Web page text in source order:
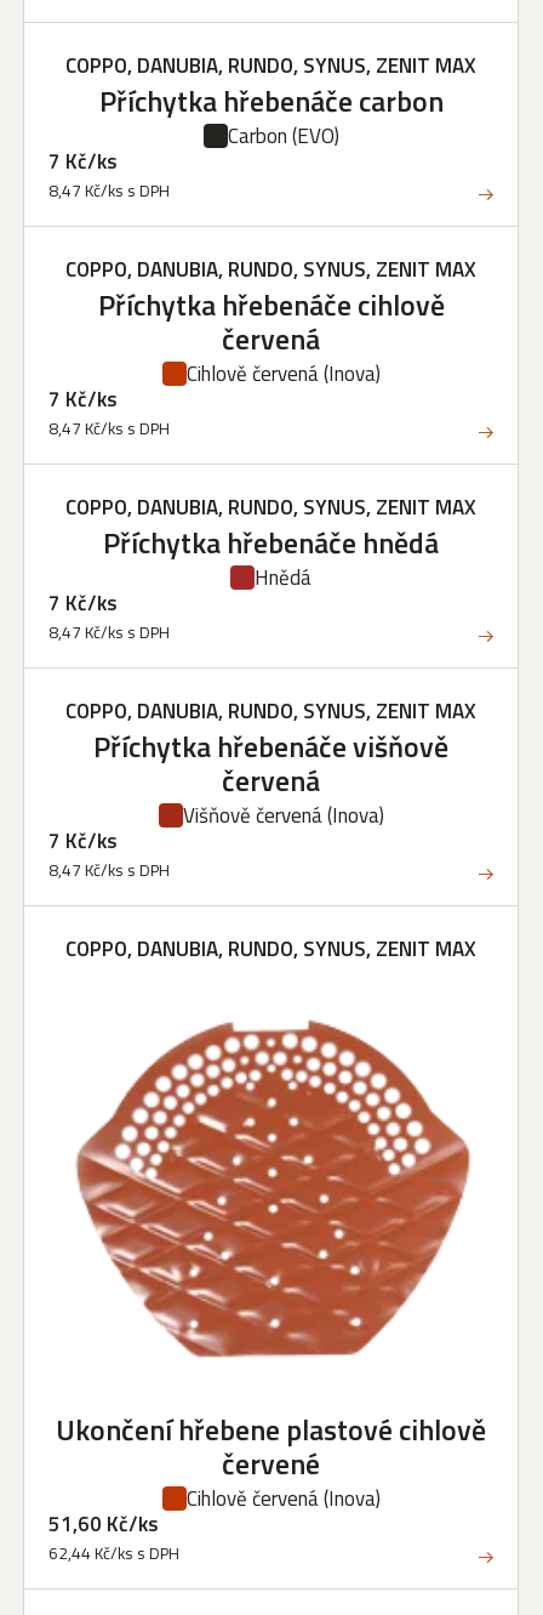
COPPO, DANUBIA, RUNDO, SYNUS, ZENIT MAX
Příchytka hřebenáče carbon
Carbon(EVO)
7 Kč/ks
8,47 Kč/ks s DPH
COPPO, DANUBIA, RUNDO, SYNUS, ZENIT MAX
Příchytka hřebenáče cihlově
červená
Cihlově červená(Inova)
7 Kč/ks
8,47 Kč/ks s DPH
COPPO, DANUBIA, RUNDO, SYNUS, ZENIT MAX
Příchytka hřebenáče hnědá
Hnědá
7 Kč/ks
8,47 Kč/ks s DPH
COPPO, DANUBIA, RUNDO, SYNUS, ZENIT MAX
Příchytka hřebenáče višňově
červená
Višňově červená(Inova)
7 Kč/ks
8,47 Kč/ks s DPH
COPPO, DANUBIA, RUNDO, SYNUS, ZENIT MAX
Ukončení hřebene plastové cihlově
červené
Cihlově červená(Inova)
51,60 Kč/ks
62,44 Kč/ks s DPH